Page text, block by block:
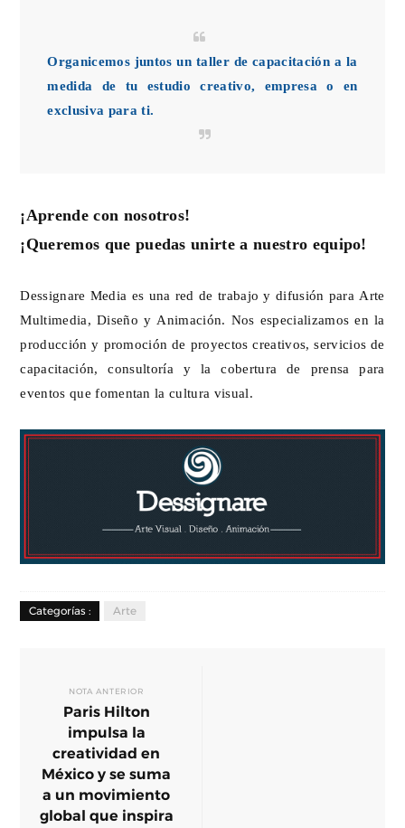
Organicemos juntos un taller de capacitación a la
medida de tu estudio creativo, empresa o en
exclusiva para ti.
¡Aprende con nosotros!
¡Queremos que puedas unirte a nuestro equipo!
Dessignare Media es una red de trabajo y difusión para Arte
Multimedia, Diseño y Animación. Nos especializamos en la
producción y promoción de proyectos creativos, servicios de
capacitación, consultoría y la cobertura de prensa para
eventos que fomentan la cultura visual.
Categorías : Arte
NOTA ANTERIOR
Paris Hilton
impulsa la
creatividad en
México y se suma
a un movimiento
global que inspira